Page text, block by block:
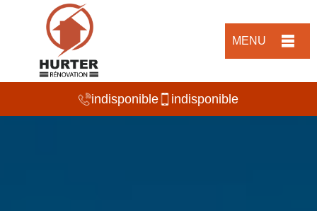
MENU
indisponible indisponible